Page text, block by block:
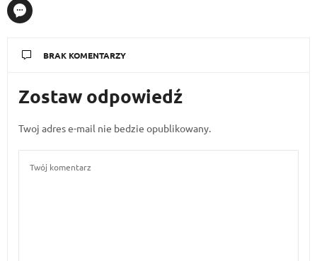
BRAK KOMENTARZY
Zostaw odpowiedź
Twoj adres e-mail nie bedzie opublikowany.